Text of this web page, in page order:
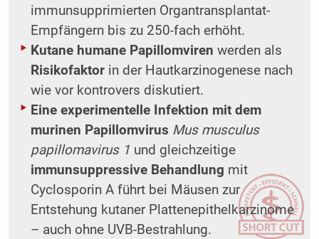
immunsupprimierten Organtransplantat-
Empfängern bis zu 250-fach erhöht.
Kutane humane Papillomviren werden als
Risikofaktorin der Hautkarzinogenese nach
wie vor kontrovers diskutiert.
Eine experimentelle Infektion mit dem
murinen Papillomvirus Mus musculus
papillomavirus 1 und gleichzeitige
immunsuppressive Behandlung mit
Cyclosporin A führt bei Mäusen zur
Entstehung kutaner Plattenepithelkarzinome
– auch ohne UVB-Bestrahlung.